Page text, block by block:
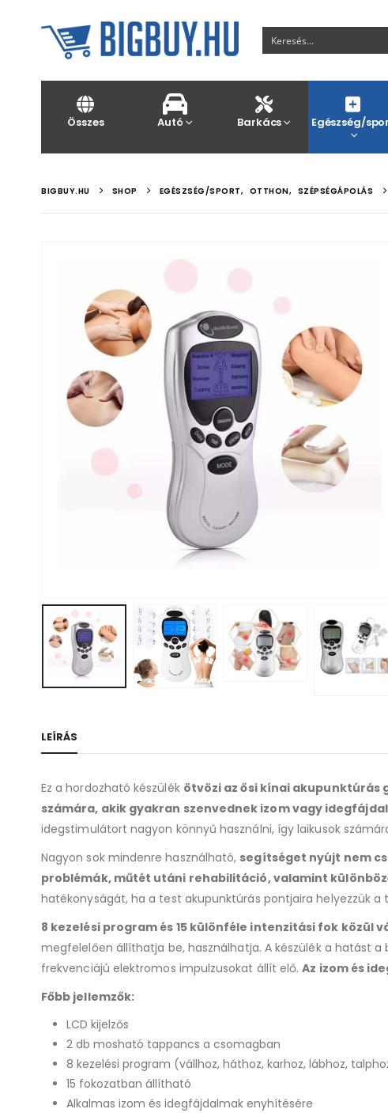
Összes Autó Barkács Egészség/
BIGBUY.HU SHOP EGÉSZSÉG/SPORT, OTTHON, SZÉPSÉGÁPOLÁS
LEÍRÁS
Ez a hordozható készülék ötvözi az ősi kínai
számára, akik gyakran szenvednek izom vagy
idegstimulátort nagyon könnyű használni, így laikusok
Nagyon sok mindenre használható, segítséget nyújt nem
problémák, műtét utáni rehabilitáció, valamint
hatékonyságát, ha a test akupunktúrás pontjaira helyezzük a
8 kezelési program és 15 különféle intenzitási fok közül
megfelelően állíthatja be, használhatja. A készülék a hatást
frekvenciájú elektromos impulzusokat állít elő.Az izom és
Főbb jellemzők:
LCD kijelzős
2 db mosható tappancs a csomagban
8 kezelési program (vállhoz, háthoz, karhoz, lábhoz,
15 fokozatban állítható
Alkalmas izom és idegfájdalmak enyhítésére